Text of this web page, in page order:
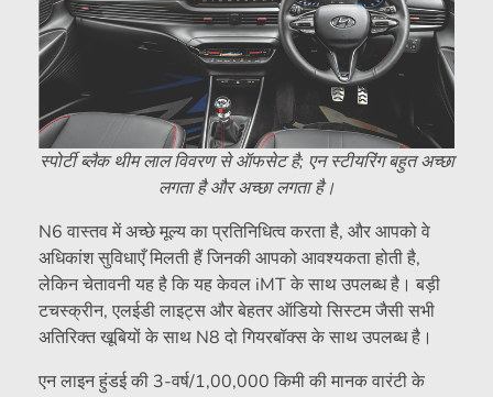
स्पोर्टी ब्लैक थीम लाल विवरण से ऑफसेट है; एन स्टीयरिंग बहुत अच्छा
लगता है और अच्छा लगता है।
N6 वास्तव में अच्छे मूल्य का प्रतिनिधित्व करता है, और आपको वे
अधिकांश सुविधाएँ मिलती हैं जिनकी आपको आवश्यकता होती है,
लेकिन चेतावनी यह है कि यह केवल iMT के साथ उपलब्ध है। बड़ी
टचस्क्रीन, एलईडी लाइट्स और बेहतर ऑडियो सिस्टम जैसी सभी
अतिरिक्त खूबियों के साथ N8 दो गियरबॉक्स के साथ उपलब्ध है।
एन लाइन हुंडई की 3-वर्ष/1,00,000 किमी की मानक वारंटी के